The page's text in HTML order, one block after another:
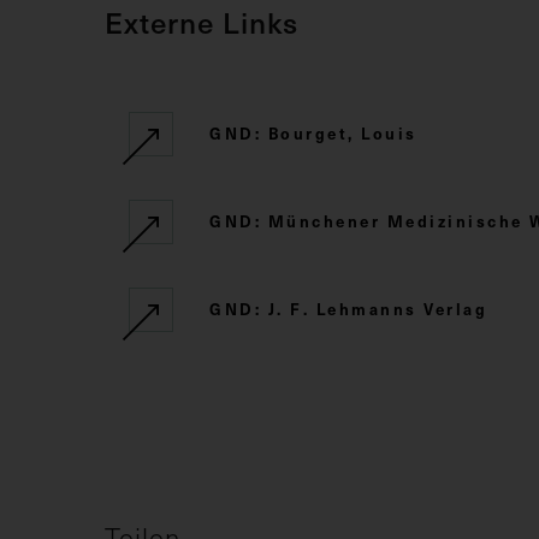
Externe Links
GND: Bourget, Louis
GND: Münchener Medizinische
GND: J. F. Lehmanns Verlag